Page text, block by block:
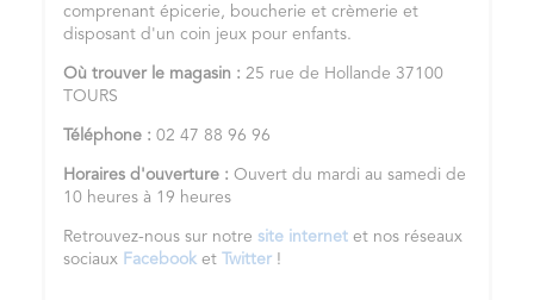
comprenant épicerie, boucherie et crèmerie et
disposant d'un coin jeux pour enfants.
Où trouver le magasin : 25 rue de Hollande 37100
TOURS
Téléphone : 02 47 88 96 96
Horaires d'ouverture : Ouvert du mardi au samedi de
10 heures à 19 heures
Retrouvez-nous sur notre site internet et nos réseaux
sociaux Facebook et Twitter !